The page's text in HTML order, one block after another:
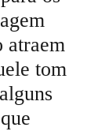
atraem
tom